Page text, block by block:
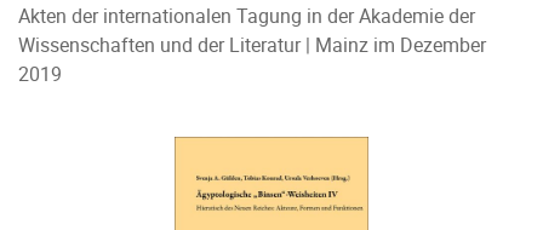
Akten der internationalen Tagung in der Akademie der
Wissenschaften und der Literatur | Mainz im Dezember
2019